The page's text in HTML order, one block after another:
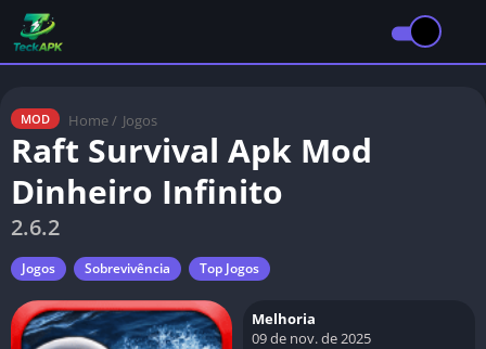
MOD Home / Jogos
Raft Survival Apk Mod
Dinheiro Infinito
2.6.2
Jogos Sobrevivência Top Jogos
Melhoria
09 de nov. de 2025